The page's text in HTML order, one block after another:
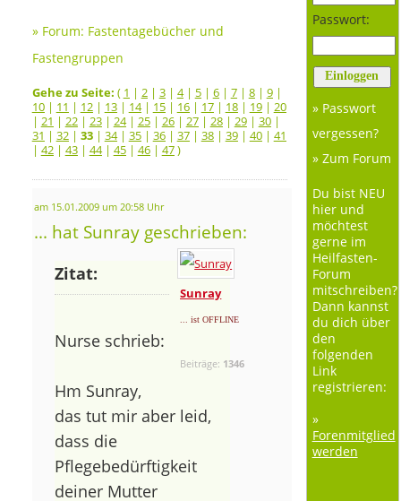
Passwort:
» Passwort
vergessen?
» Zum Forum
Du bist NEU
hier und
möchtest
gerne im
Heilfasten-
Forum
mitschreiben?
Dann kannst
du dich über
den
folgenden
Link
registrieren:
»
Forenmitglied
werden
» Forum: Fastentagebücher und
Fastengruppen
Gehe zu Seite: ( 1 | 2| 3| 4| 5| 6| 7| 8| 9|
10| 11 | 12| 13| 14| 15| 16| 17| 18| 19| 20
| 21 | 22| 23| 24| 25| 26| 27| 28| 29| 30|
31 | 32| 33| 34| 35| 36| 37| 38| 39| 40| 41
| 42| 43| 44| 45| 46| 47)
am 15.01.2009 um 20:58 Uhr
... hat Sunray geschrieben:
Sunray
... ist OFFLINE
Beiträge: 1346
Zitat:
Nurse schrieb:
Hm Sunray,
das tut mir aber leid,
dass die
Pflegebedürftigkeit
deiner Mutter